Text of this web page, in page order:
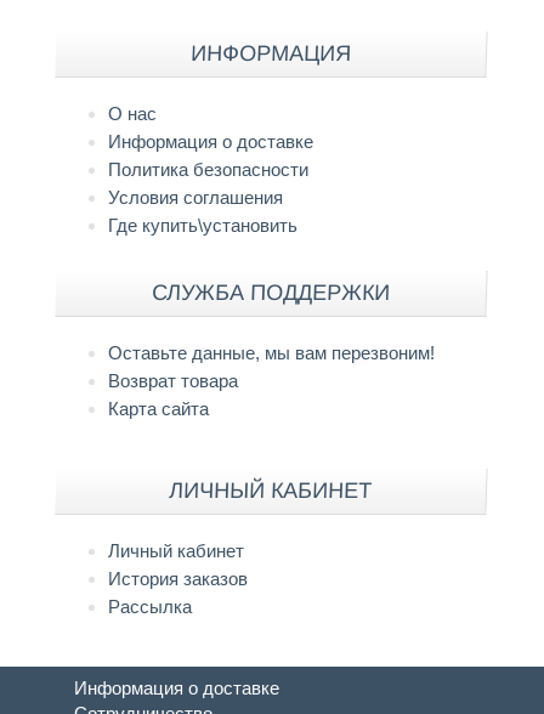
ИНФОРМАЦИЯ
О нас
Информация о доставке
Политика безопасности
Условия соглашения
Где купить\установить
СЛУЖБА ПОДДЕРЖКИ
Оставьте данные, мы вам перезвоним!
Возврат товара
Карта сайта
ЛИЧНЫЙ КАБИНЕТ
Личный кабинет
История заказов
Рассылка
Информация о доставке